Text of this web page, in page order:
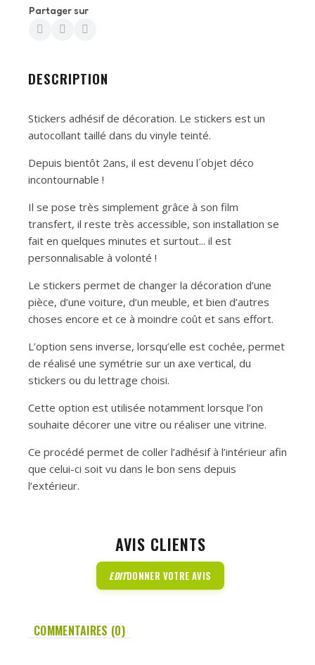
Partager sur
DESCRIPTION
Stickers adhésif de décoration. Le stickers est un
autocollant taillé dans du vinyle teinté.
Depuis bientôt 2ans, il est devenu l´objet déco
incontournable !
Il se pose très simplement grâce à son film
transfert, il reste très accessible, son installation se
fait en quelques minutes et surtout... il est
personnalisable à volonté !
Le stickers permet de changer la décoration d’une
pièce, d’une voiture, d’un meuble, et bien d’autres
choses encore et ce à moindre coût et sans effort.
L’option sens inverse, lorsqu’elle est cochée, permet
de réalisé une symétrie sur un axe vertical, du
stickers ou du lettrage choisi.
Cette option est utilisée notamment lorsque l’on
souhaite décorer une vitre ou réaliser une vitrine.
Ce procédé permet de coller l’adhésif à l’intérieur afin
que celui-ci soit vu dans le bon sens depuis
l’extérieur.
AVIS CLIENTS
EDITDONNER VOTRE AVIS
COMMENTAIRES (0)